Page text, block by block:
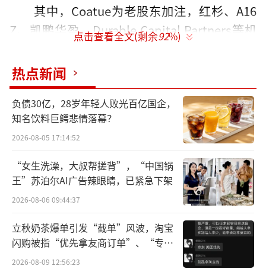
其中，Coatue为老股东加注，红杉、A16
Z、凯鹏华盈、Durable Capital Partners等机
Partners，Atlassian Corp.，Fidelity，Frankl
in Venture Partners，Iconiq，Thrive Capital
等。据悉，苹果公司高管Eddy Cue也进行了投
资。
据Figma发言人称，该笔交易是老股出售
且已经完成，涉及现任和前任员工以及其他股
权持有人。这意味着背后不少人实现退出，一
但注意，相较于巅峰时期200亿美元估值，
本轮的估值几近腰斩。
点击查看全文(剩余92%)
热点新闻
负债30亿，28岁年轻人败光百亿国企，
知名饮料巨鳄悲情落幕？
2026-08-05 17:14:52
“女生洗澡，大叔帮搓背”，“中国锅
王”苏泊尔AI广告辣眼睛，已紧急下架
2026-08-06 09:44:37
立秋奶茶爆单引发“截单”风波，淘宝
闪购被指“优先拿友商订单”、“专挑
贵的拿”
2026-08-09 12:56:23